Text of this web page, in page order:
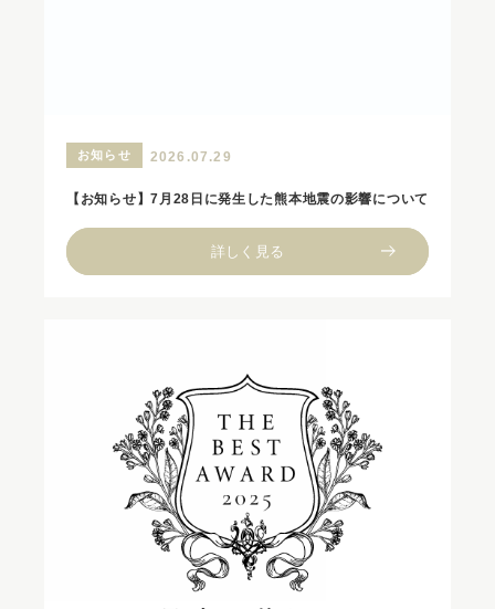
お知らせ 2026.07.29
【お知らせ】7月28日に発生した熊本地震の影響について
詳しく見る